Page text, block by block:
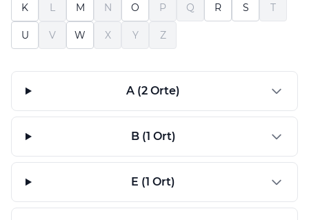
K L M N O P Q R S T
U V W X Y Z
A (2 Orte)
B (1 Ort)
E (1 Ort)